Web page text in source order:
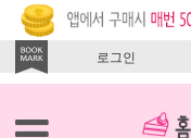
로그인